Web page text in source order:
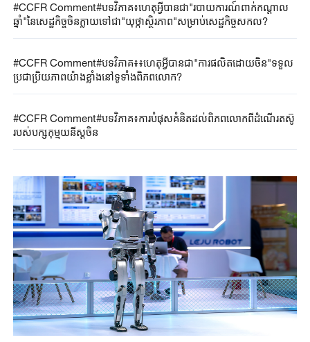
#CCFR Comment#បទវិភាគ៖ហេតុអ្វីបានជា"របាយការណ៍ពាក់កណ្តាល
ឆ្នាំ"នៃសេដ្ឋកិច្ចចិនក្លាយទៅជា"យុថ្កាស្ថិរភាព"សម្រាប់សេដ្ឋកិច្ចសកល?
#CCFR Comment#បទវិភាគ៖៖ហេតុអ្វីបានជា"ការផលិតដោយចិន"ទទួល
ប្រជាប្រិយភាពយ៉ាងខ្លាំងនៅទូទាំងពិភពលោក?
#CCFR Comment#បទវិភាគ៖ការបំផុសគំនិតដល់ពិភពលោកពីដំណើរតស៊ូ
របស់បក្សកុម្មុយនីស្តចិន